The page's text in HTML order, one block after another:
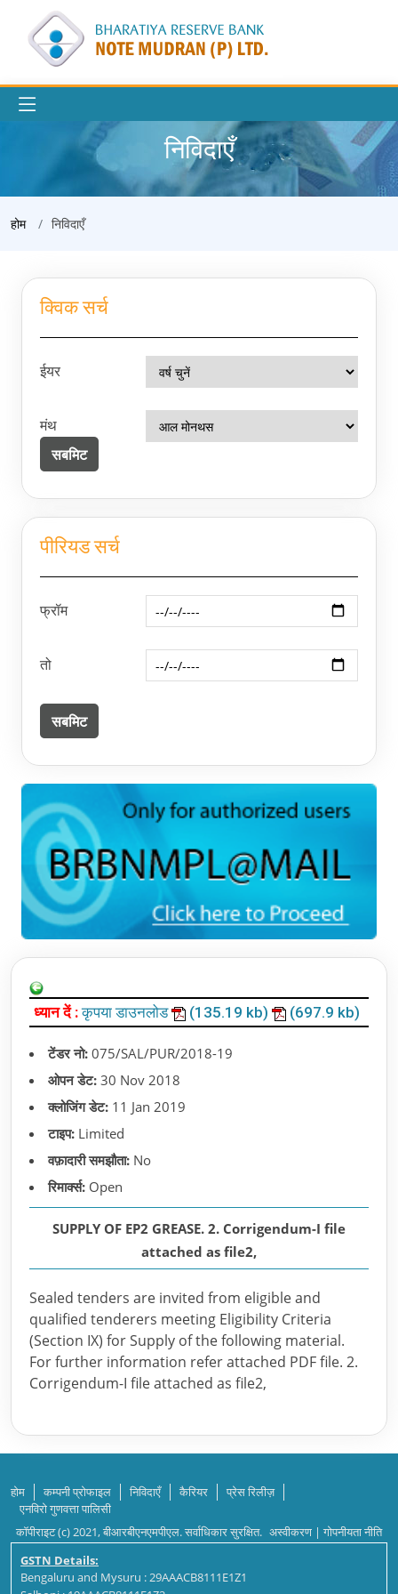
निविदाएँ
होम निविदाएँ
क्विक सर्च
ईयर
मंथ
पीरियड सर्च
फ्रॉम
तो
ध्यान दें :कृपया डाउनलोड (135.19 kb) (697.9 kb)
टेंडर नो: 075/SAL/PUR/2018-19
ओपन डेट: 30 Nov 2018
क्लोजिंग डेट: 11 Jan 2019
टाइप: Limited
वफ़ादारी समझौता: No
रिमार्क्स: Open
SUPPLY OF EP2 GREASE. 2. Corrigendum-I file
attached as file2,
Sealed tenders are invited from eligible and
qualified tenderers meeting Eligibility Criteria
(Section IX) for Supply of the following material.
For further information refer attached PDF file. 2.
Corrigendum-I file attached as file2,
होम कम्पनी प्रोफाइल निविदाएँ कैरियर
प्रेस रिलीज़
एनविरो गुणवत्ता पालिसी
कॉपीराइट (c) 2021, बीआरबीएनएमपीएल. सर्वाधिकार सुरक्षित. अस्वीकरण |गोपनीयता नीति
GSTN Details:
Bengaluru and Mysuru : 29AAACB8111E1Z1